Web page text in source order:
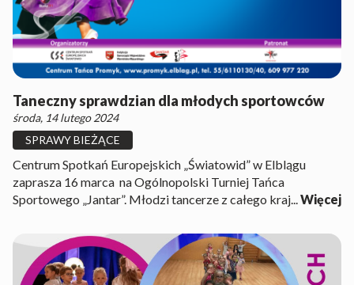
Taneczny sprawdzian dla młodych sportowców
środa, 14 lutego 2024
SPRAWY BIEŻĄCE
Centrum Spotkań Europejskich „Światowid” w Elblągu
zaprasza 16 marca na Ogólnopolski Turniej Tańca
Sportowego „Jantar”. Młodzi tancerze z całego kraj... Więcej